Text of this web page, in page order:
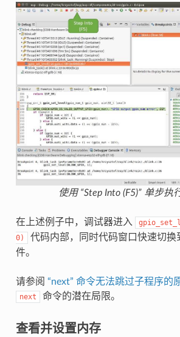
使用 “Step Into (F5)” 单步执
在上述例子中，调试器进入
0)
代码内部，同时代码窗口快速切换
件。
请参阅 “next” 命令无法跳过子程序的
next 命令的潜在局限。
查看并设置内存